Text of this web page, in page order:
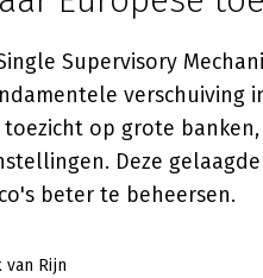
Supervisory
verschuiving
toezicht op grote
Deze
beter te beheersen.
van Rijn